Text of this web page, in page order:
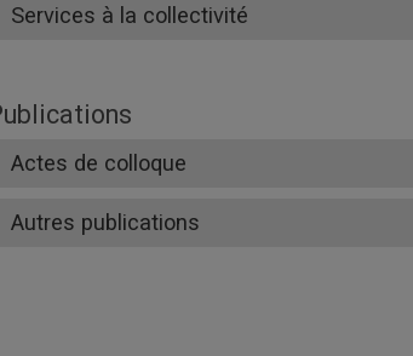
Services à la collectivité
Actes de colloque
Autres publications